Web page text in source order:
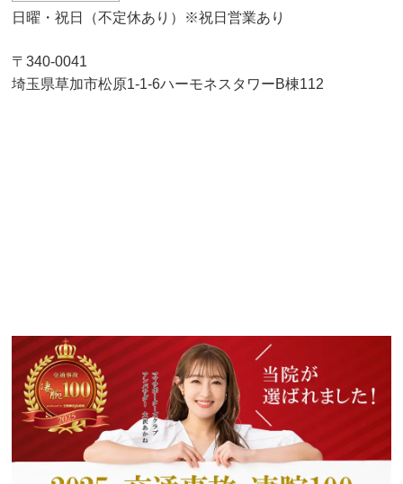
日曜・祝日（不定休あり）※祝日営業あり
〒340-0041
埼玉県草加市松原1-1-6ハーモネスタワーB棟112